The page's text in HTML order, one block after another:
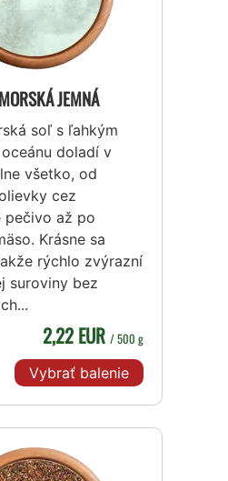
JEMNÁ
soľ s ľahkým
doladí v
všetko, od
cez
pečivo až po
Krásne sa
rýchlo zvýrazní
suroviny bez
2,22 EUR / 500 g
Vybrať balenie